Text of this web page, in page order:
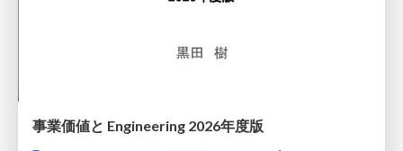
事業価値と Engineering 2026年度版